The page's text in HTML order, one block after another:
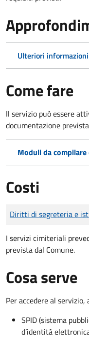
Ulteriori informazioni
Come fare
Il servizio può essere
documentazione
Moduli da
Costi
Tipo di pagamento
Importo
Diritti di segreteria e
I servizi cimiteriali
prevista dal Comune.
Cosa serve
Per accedere al
SPID (sistema
d’identità